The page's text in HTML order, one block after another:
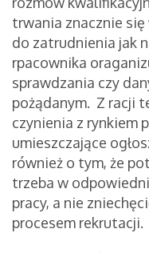
trwania znacznie się
do zatrudnienia jak
rpacownika
sprawdzania czy
pożądanym. Z racji
czynienia z rynkiem
umieszczające
również o tym, że
trzeba w
pracy, a nie
procesem rekrutacji.